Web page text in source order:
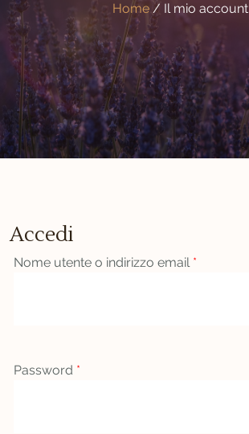
Home/ Il mio account
Accedi
Nome utente o indirizzo email *
Password *